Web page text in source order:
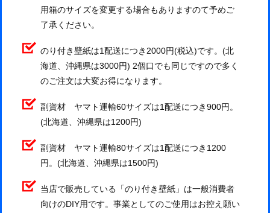
用箱のサイズを変更する場合もありますのて予めご
了承ください。
のり付き壁紙は1配送につき2000円(税込)です。(北
海道、沖縄県は3000円) 2個口でも同じですので多く
のご注文は大変お得になります。
副資材 ヤマト運輸60サイズは1配送につき900円。
(北海道、沖縄県は1200円)
副資材 ヤマト運輸80サイズは1配送につき1200
円。(北海道、沖縄県は1500円)
当店で販売している「のり付き壁紙」は一般消費者
向けのDIY用です。事業としてのご使用はお控え願い